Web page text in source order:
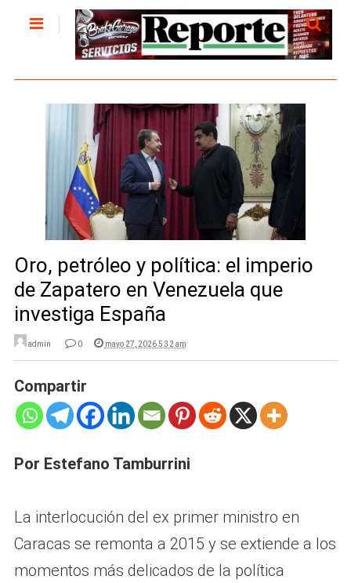
Oro, petróleo y política: el imperio
de Zapatero en Venezuela que
investiga España
admin 0 mayo 27, 2026 5:32 am
Compartir
Por Estefano Tamburrini
La interlocución del ex primer ministro en
Caracas se remonta a 2015 y se extiende a los
momentos más delicados de la política